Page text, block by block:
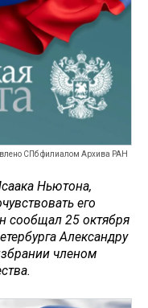
СПб филиалом Архива РАН
Ньютона,
его
сообщал 25 октября
Александру
членом